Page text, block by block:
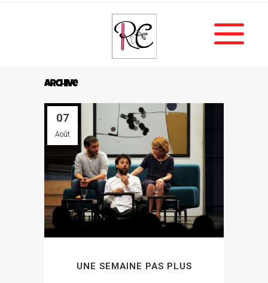
Archive
07
Août
UNE SEMAINE PAS PLUS